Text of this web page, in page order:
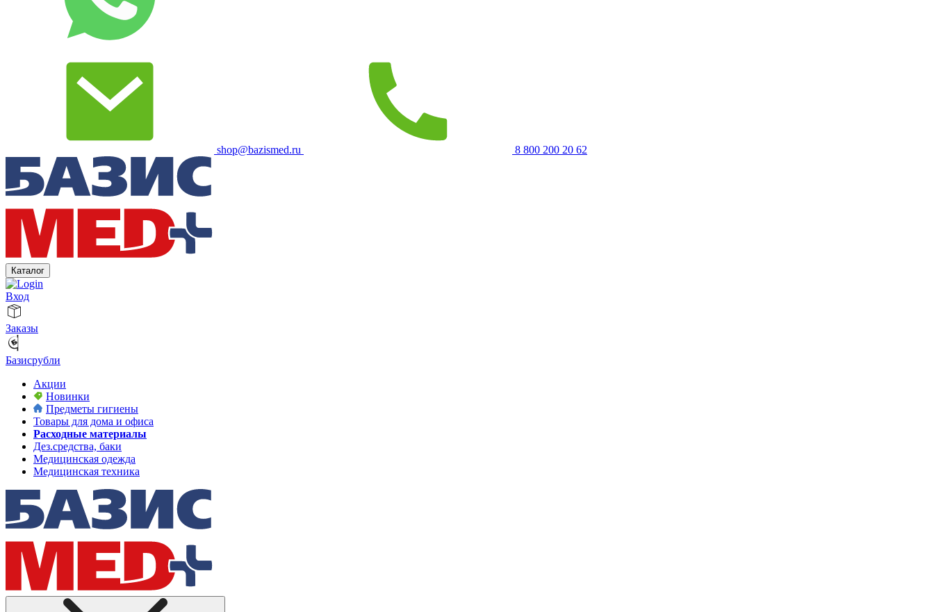
shop@bazismed.ru 8 800 200 20 62
Каталог
Вход
Заказы
Базисрубли
Акции
Новинки
Предметы гигиены
Товары для дома и офиса
Расходные материалы
Дез.средства, баки
Медицинская одежда
Медицинская техника